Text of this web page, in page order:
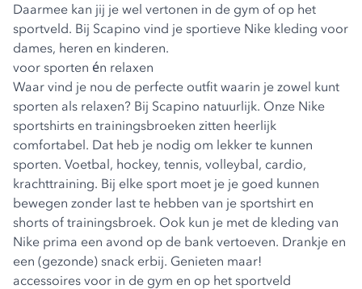
Daarmee kan jij je wel vertonen in de gym of op het
sportveld. Bij Scapino vind je sportieve Nike kleding voor
dames, heren en kinderen.
voor sporten én relaxen
Waar vind je nou de perfecte outfit waarin je zowel kunt
sporten als relaxen? Bij Scapino natuurlijk. Onze Nike
sportshirts en trainingsbroeken zitten heerlijk
comfortabel. Dat heb je nodig om lekker te kunnen
sporten. Voetbal, hockey, tennis, volleybal, cardio,
krachttraining. Bij elke sport moet je je goed kunnen
bewegen zonder last te hebben van je sportshirt en
shorts of trainingsbroek. Ook kun je met de kleding van
Nike prima een avond op de bank vertoeven. Drankje en
een (gezonde) snack erbij. Genieten maar!
accessoires voor in de gym en op het sportveld